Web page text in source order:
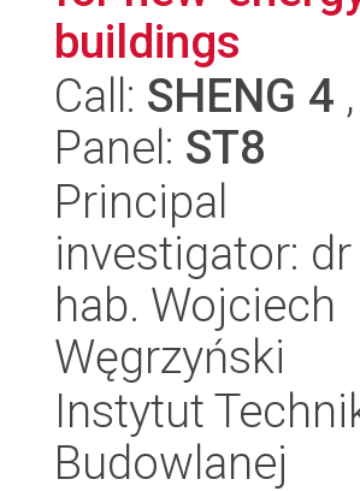
buildings
Call: SHENG 4 ,
Panel: ST8
Principal
investigator: dr
hab. Wojciech
Węgrzyński
Instytut
Budowlanej